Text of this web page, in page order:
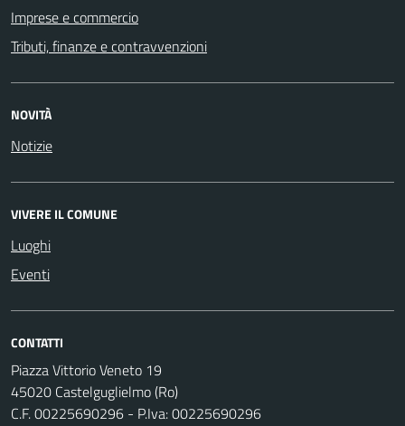
Imprese e commercio
Tributi, finanze e contravvenzioni
NOVITÀ
Notizie
VIVERE IL COMUNE
Luoghi
Eventi
CONTATTI
Piazza Vittorio Veneto 19
45020 Castelguglielmo (Ro)
C.F. 00225690296 - P.Iva: 00225690296